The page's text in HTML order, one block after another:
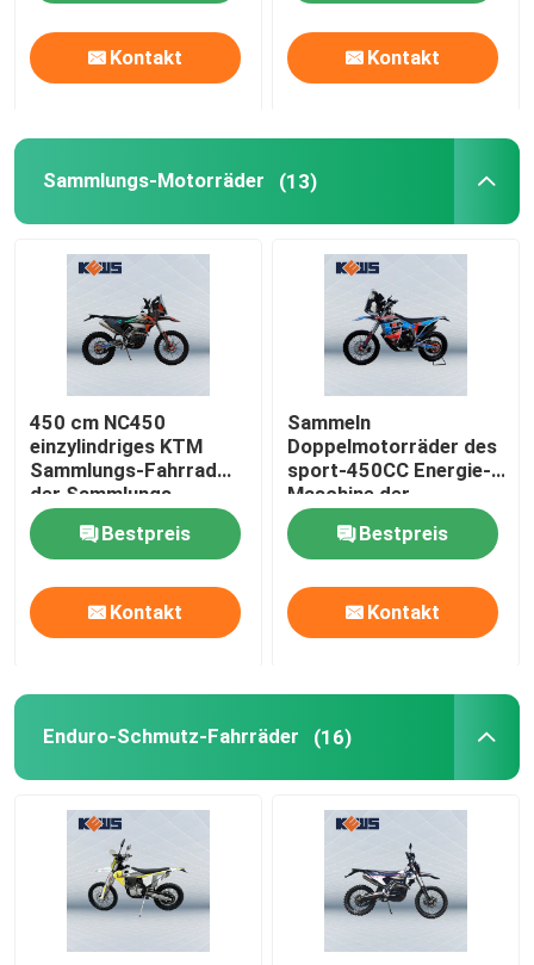
Kontakt Kontakt
Sammlungs-Motorräder (13)
450 cm NC450
einzylindriges KTM
Sammlungs-Fahrrad
der Sammlungs-
Motorrad-
Bestpreis
Kontakt
Sammeln
Doppelmotorräder des
sport-450CC Energie-
Maschine der
Motorrad-38kw mit
Vergaser und Efi Two
Options
Bestpreis
Kontakt
Enduro-Schmutz-Fahrräder (16)